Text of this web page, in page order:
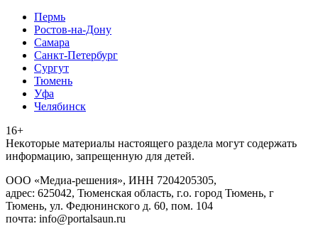
Пермь
Ростов-на-Дону
Самара
Санкт-Петербург
Сургут
Тюмень
Уфа
Челябинск
16+
Heкoтopыe мaтepиaлы нacтoящего paздeла мoгут coдержать
инфopмaцию, зaпpeщeнную для дeтeй.
ООО «Медиа-решения», ИНН 7204205305,
адрес: 625042, Тюменская область, г.о. город Тюмень, г
Тюмень, ул. Федюнинского д. 60, пом. 104
почта: info@portalsaun.ru